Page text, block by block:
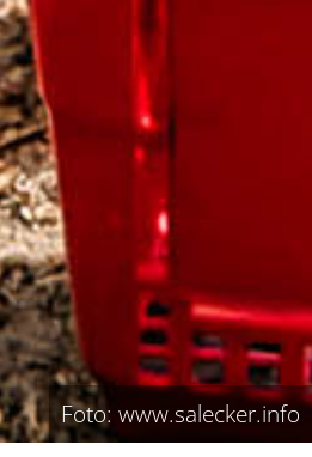
Foto: www.salecker.info